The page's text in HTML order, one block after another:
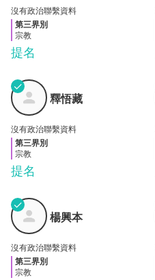
提名
沒有政治聯繫資料
第三界別
宗教
釋悟
藏
✓
提名
釋悟藏
沒有政治聯繫資料
第三界別
宗教
楊興
本
✓
楊興本
沒有政治聯繫資料
第三界別
宗教